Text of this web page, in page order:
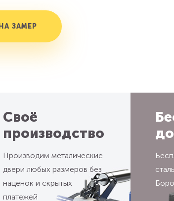
ЗАМЕР
Своё
производство
Производим металические
двери любых размеров без
наценок и скрытых
платежей